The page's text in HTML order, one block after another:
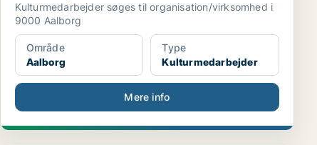
Kulturmedarbejder søges til organisation/virksomhed i
9000 Aalborg
Område
Aalborg
Type
Kulturmedarbejder
Mere info